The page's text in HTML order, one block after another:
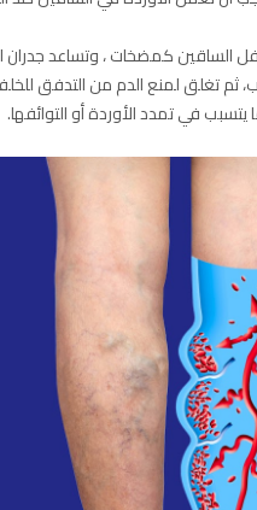
كمضخات ، وتساعد جدران
ثم تغلق لمنع الدم من التدفق
في تمدد الأوردة أو التوائفها.